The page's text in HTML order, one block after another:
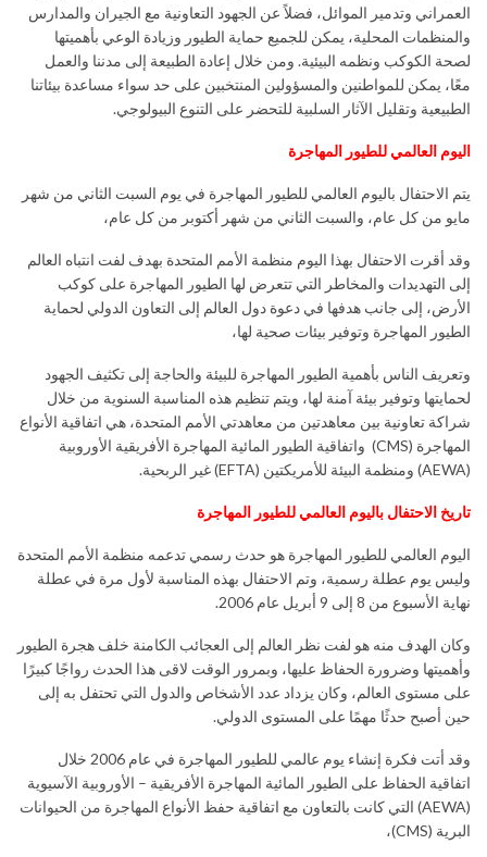
العمراني وتدمير الموائل، فضلاً عن الجهود التعاونية مع الجيران والمدارس
والمنظمات المحلية، يمكن للجميع حماية الطيور وزيادة الوعي بأهميتها
لصحة الكوكب ونظمه البيئية. ومن خلال إعادة الطبيعة إلى مدننا والعمل
معًا، يمكن للمواطنين والمسؤولين المنتخبين على حد سواء مساعدة بيئاتنا
الطبيعية وتقليل الآثار السلبية للتحضر على التنوع البيولوجي.
اليوم العالمي للطيور المهاجرة
يتم الاحتفال باليوم العالمي للطيور المهاجرة في يوم السبت الثاني من شهر
مايو من كل عام، والسبت الثاني من شهر أكتوبر من كل عام،
وقد أقرت الاحتفال بهذا اليوم منظمة الأمم المتحدة بهدف لفت انتباه العالم
إلى التهديدات والمخاطر التي تتعرض لها الطيور المهاجرة على كوكب
الأرض، إلى جانب هدفها في دعوة دول العالم إلى التعاون الدولي لحماية
الطيور المهاجرة وتوفير بيئات صحية لها،
وتعريف الناس بأهمية الطيور المهاجرة للبيئة والحاجة إلى تكثيف الجهود
لحمايتها وتوفير بيئة آمنة لها، ويتم تنظيم هذه المناسبة السنوية من خلال
شراكة تعاونية بين معاهدتين من معاهدتي الأمم المتحدة، هي اتفاقية الأنواع
المهاجرة (CMS) واتفاقية الطيور المائية المهاجرة الأفريقية الأوروبية
(AEWA) ومنظمة البيئة للأمريكتين (EFTA) غير الربحية.
تاريخ الاحتفال باليوم العالمي للطيور المهاجرة
اليوم العالمي للطيور المهاجرة هو حدث رسمي تدعمه منظمة الأمم المتحدة
وليس يوم عطلة رسمية، وتم الاحتفال بهذه المناسبة لأول مرة في عطلة
نهاية الأسبوع من 8 إلى 9 أبريل عام 2006.
وكان الهدف منه هو لفت نظر العالم إلى العجائب الكامنة خلف هجرة الطيور
وأهميتها وضرورة الحفاظ عليها، وبمرور الوقت لاقى هذا الحدث رواجًا كبيرًا
على مستوى العالم، وكان يزداد عدد الأشخاص والدول التي تحتفل به إلى
حين أصبح حدثًا مهمًا على المستوى الدولي.
وقد أتت فكرة إنشاء يوم عالمي للطيور المهاجرة في عام 2006 خلال
اتفاقية الحفاظ على الطيور المائية المهاجرة الأفريقية – الأوروبية الآسيوية
(AEWA) التي كانت بالتعاون مع اتفاقية حفظ الأنواع المهاجرة من الحيوانات
البرية (CMS)،